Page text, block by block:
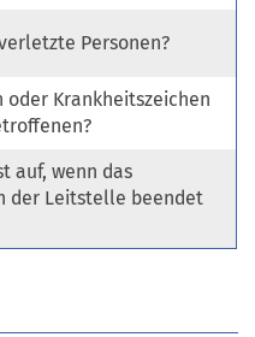
Personen?
oder Krankheitszeichen
auf, wenn das
der Leitstelle beendet